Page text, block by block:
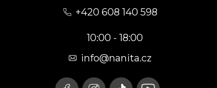
+420 608 140 598
10:00 - 18:00
info@nanita.cz